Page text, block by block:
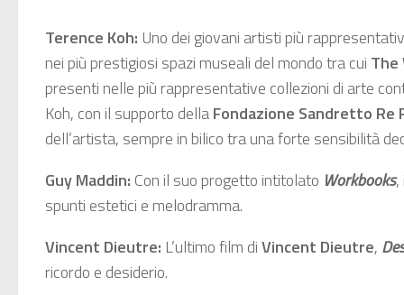
Terence Koh: Uno dei giovani artisti più
nei più prestigiosi spazi museali del mondo tra cui The
presenti nelle più rappresentative collezioni di arte
Koh, con il supporto dellaFondazione Sandretto Re
dell’artista, sempre in bilico tra una forte sensibilità
Guy Maddin: Con il suo progetto intitolato Workbooks,
spunti estetici e melodramma.
Vincent Dieutre: L’ultimo film diVincent Dieutre,
ricordo e desiderio.